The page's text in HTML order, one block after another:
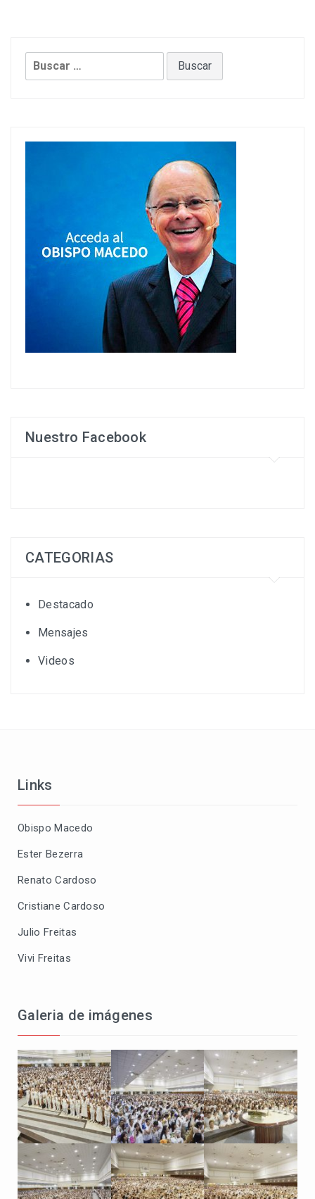
Buscar:
Nuestro Facebook
CATEGORIAS
Destacado
Mensajes
Videos
Links
Obispo Macedo
Ester Bezerra
Renato Cardoso
Cristiane Cardoso
Julio Freitas
Vivi Freitas
Galeria de imágenes